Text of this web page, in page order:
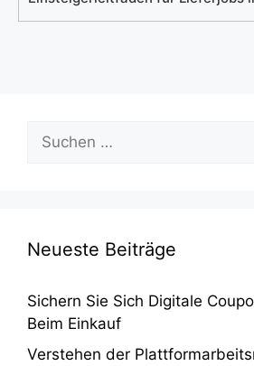
Suchen
nach:
Neueste Beiträge
Sichern Sie Sich Digitale
Beim Einkauf
Verstehen der